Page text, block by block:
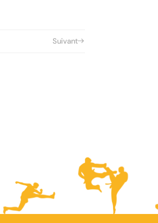
Suivant